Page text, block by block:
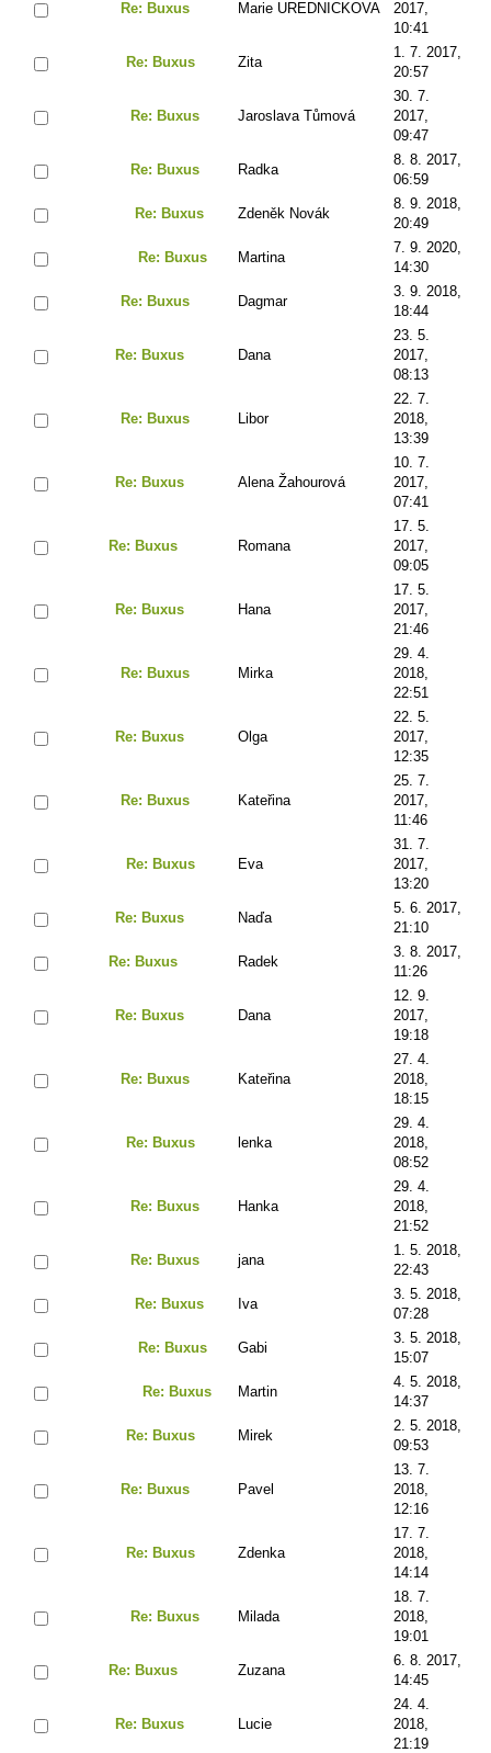
Re: Buxus Marie UREDNICKOVA
2017,
10:41
Re: Buxus Zita
1. 7. 2017,
20:57
Re: Buxus Jaroslava Tůmová
30. 7.
2017,
09:47
Re: Buxus Radka
8. 8. 2017,
06:59
Re: Buxus Zdeněk Novák
8. 9. 2018,
20:49
Re: Buxus Martina
7. 9. 2020,
14:30
Re: Buxus Dagmar
3. 9. 2018,
18:44
Re: Buxus Dana
23. 5.
2017,
08:13
Re: Buxus Libor
22. 7.
2018,
13:39
Re: Buxus Alena Žahourová
10. 7.
2017,
07:41
Re: Buxus Romana
17. 5.
2017,
09:05
Re: Buxus Hana
17. 5.
2017,
21:46
Re: Buxus Mirka
29. 4.
2018,
22:51
Re: Buxus Olga
22. 5.
2017,
12:35
Re: Buxus Kateřina
25. 7.
2017,
11:46
Re: Buxus Eva
31. 7.
2017,
13:20
Re: Buxus Naďa
5. 6. 2017,
21:10
Re: Buxus Radek
3. 8. 2017,
11:26
Re: Buxus Dana
12. 9.
2017,
19:18
Re: Buxus Kateřina
27. 4.
2018,
18:15
Re: Buxus lenka
29. 4.
2018,
08:52
Re: Buxus Hanka
29. 4.
2018,
21:52
Re: Buxus jana
1. 5. 2018,
22:43
Re: Buxus Iva
3. 5. 2018,
07:28
Re: Buxus Gabi
3. 5. 2018,
15:07
Re: Buxus Martin
4. 5. 2018,
14:37
Re: Buxus Mirek
2. 5. 2018,
09:53
Re: Buxus Pavel
13. 7.
2018,
12:16
Re: Buxus Zdenka
17. 7.
2018,
14:14
Re: Buxus Milada
18. 7.
2018,
19:01
Re: Buxus Zuzana
6. 8. 2017,
14:45
Re: Buxus Lucie
24. 4.
2018,
21:19